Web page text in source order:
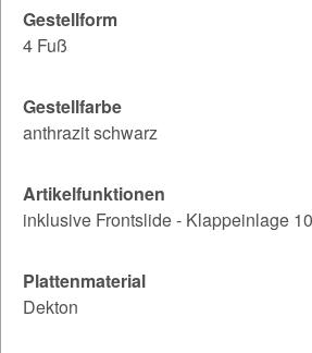
Gestellform
4 Fuß
Gestellfarbe
anthrazit schwarz
Artikelfunktionen
inklusive Frontslide - Klappeinlage
Plattenmaterial
Dekton